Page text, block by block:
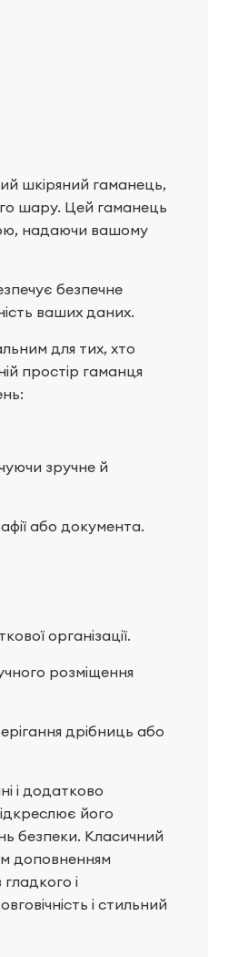
шкіряний гаманець,
шару. Цей гаманець
надаючи вашому
безпечне
ваших даних.
для тих, хто
простір гаманця
зручне й
або документа.
організації.
розміщення
дрібниць або
і додатково
його
безпеки. Класичний
доповненням
і
і стильний